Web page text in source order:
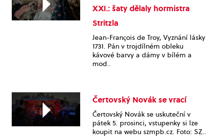
XXI.: šaty dělaly hormistra
Stritzla
Jean-François de Troy, Vyznání lásky
1731. Pán v trojdílném obleku
kávové barvy a dámy v bílém a
mod..
Čertovský Novák se vrací
Čertovský Novák se uskuteční v
pátek 5. prosinci, vstupenky si lze
koupit na webu szmpb.cz. Foto: SZ..